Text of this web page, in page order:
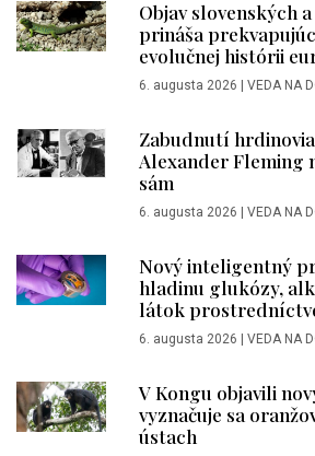
Objav slovenských
prináša
evolučnej histórii
6. augusta 2026 | VEDA NA
Zabudnutí
Alexander Fleming
sám
6. augusta 2026 | VEDA NA
Nový inteligentný
hladinu glukózy,
látok
6. augusta 2026 | VEDA NA
V Kongu objavili
vyznačuje sa
ústach